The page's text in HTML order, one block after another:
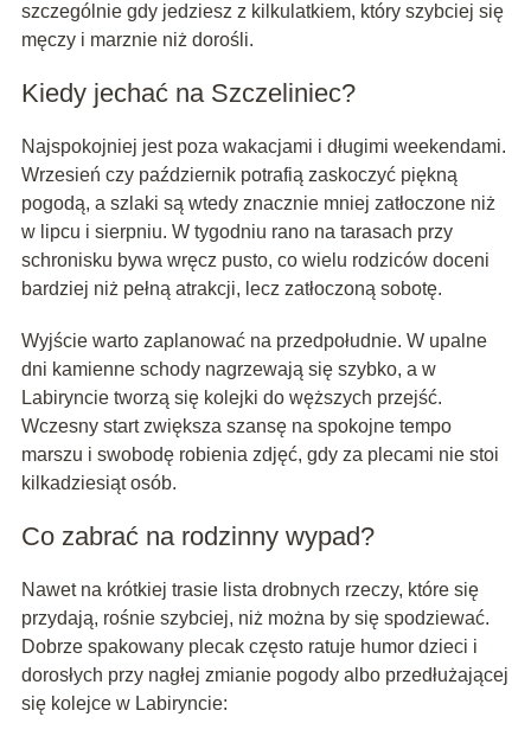
szczególnie gdy jedziesz z kilkulatkiem, który szybciej się
męczy i marznie niż dorośli.
Kiedy jechać na Szczeliniec?
Najspokojniej jest poza wakacjami i długimi weekendami.
Wrzesień czy październik potrafią zaskoczyć piękną
pogodą, a szlaki są wtedy znacznie mniej zatłoczone niż
w lipcu i sierpniu. W tygodniu rano na tarasach przy
schronisku bywa wręcz pusto, co wielu rodziców doceni
bardziej niż pełną atrakcji, lecz zatłoczoną sobotę.
Wyjście warto zaplanować na przedpołudnie. W upalne
dni kamienne schody nagrzewają się szybko, a w
Labiryncie tworzą się kolejki do węższych przejść.
Wczesny start zwiększa szansę na spokojne tempo
marszu i swobodę robienia zdjęć, gdy za plecami nie stoi
kilkadziesiąt osób.
Co zabrać na rodzinny wypad?
Nawet na krótkiej trasie lista drobnych rzeczy, które się
przydają, rośnie szybciej, niż można by się spodziewać.
Dobrze spakowany plecak często ratuje humor dzieci i
dorosłych przy nagłej zmianie pogody albo przedłużającej
się kolejce w Labiryncie: